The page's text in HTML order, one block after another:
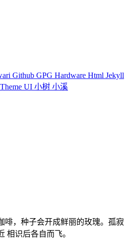
Github GPG Hardware Html Jekyll
Theme UI 小树 小溪
啡，种子会开成鲜丽的玫瑰。孤寂
相识后各自而飞。